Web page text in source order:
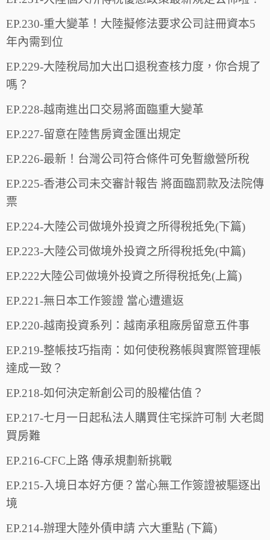
EP.230-重大變革！大陸擬修法要求公司註冊資本5
年內需到位
EP.229-大陸稅局加大出口退稅查核力度，你合規了
嗎？
EP.228-越南進出口交易將面臨重大變革
EP.227-留意在陸售房資金匯出規定
EP.226-最新！台灣公司符合條件可免暫繳營所稅
EP.225-香港公司未交審計報告 將面臨罰款及法院傳
票
EP.224-大陸公司做境外投資之所得稅抵免(下篇)
EP.223-大陸公司做境外投資之所得稅抵免(中篇)
EP.222大陸公司做境外投資之所得稅抵免(上篇)
EP.221-無日本工作簽證 當心遭遣返
EP.220-越南投資系列：越南承租廠房留意五件事
EP.219-整帳技巧指南：如何使稅務帳與實際管理帳
達成一致？
EP.218-如何決定新創公司的股權估值？
EP.217-七月一日起私法人購買住宅採許可制 大老闆
買房難
EP.216-CFC上路 傳承規劃新挑戰
EP.215-入境日本好方便？當心無工作簽證被驅逐出
境
EP.214-辦理大陸外債申請 六大重點 (下篇)